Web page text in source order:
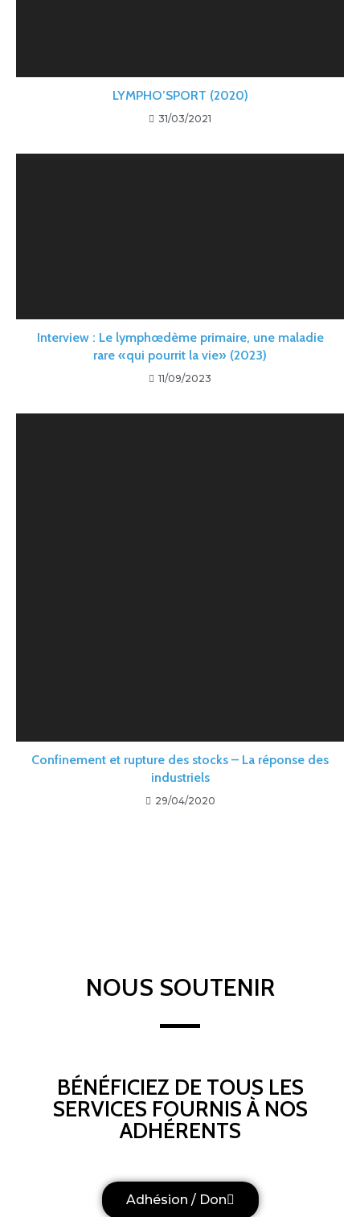
LYMPHO’SPORT (2020)
31/03/2021
Interview : Le lymphœdème primaire, une maladie
rare «qui pourrit la vie» (2023)
11/09/2023
Confinement et rupture des stocks – La réponse des
industriels
29/04/2020
NOUS SOUTENIR
BÉNÉFICIEZ DE TOUS LES
SERVICES FOURNIS À NOS
ADHÉRENTS
Adhésion / Don